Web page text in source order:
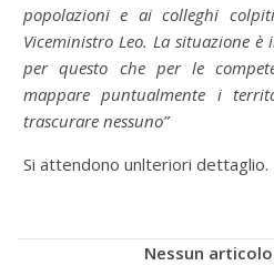
popolazioni e ai colleghi
Viceministro Leo. La situazione
per questo che per le
mappare puntualmente i
trascurare nessuno”
Si attendono unlteriori dettaglio.
Nessun